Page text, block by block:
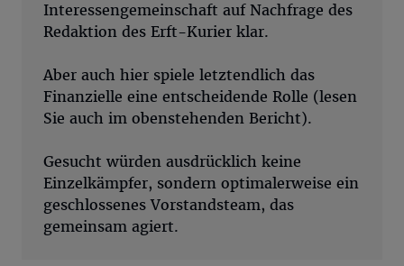
Interessengemeinschaft auf Nachfrage des
Redaktion des Erft-Kurier klar.
Aber auch hier spiele letztendlich das
Finanzielle eine entscheidende Rolle (lesen
Sie auch im obenstehenden Bericht).
Gesucht würden ausdrücklich keine
Einzelkämpfer, sondern optimalerweise ein
geschlossenes Vorstandsteam, das
gemeinsam agiert.